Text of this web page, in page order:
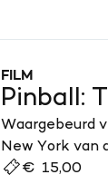
FILM
Pinball:
€ 15,00
Waargebeurd
New York van